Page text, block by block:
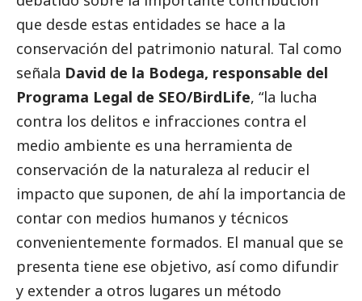
que desde estas entidades se hace a la
conservación del patrimonio natural. Tal como
señala David de la Bodega, responsable del
Programa Legal de SEO/BirdLife, “la lucha
contra los delitos e infracciones contra el
medio ambiente es una herramienta de
conservación de la naturaleza al reducir el
impacto que suponen, de ahí la importancia de
contar con medios humanos y técnicos
convenientemente formados. El manual que se
presenta tiene ese objetivo, así como difundir
y extender a otros lugares un método